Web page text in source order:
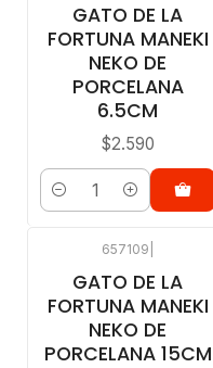
GATO DE LA
FORTUNA MANEKI
NEKO DE
PORCELANA
6.5CM
$2.590
Cantidad
657109
GATO DE LA
FORTUNA MANEKI
NEKO DE
PORCELANA 15CM